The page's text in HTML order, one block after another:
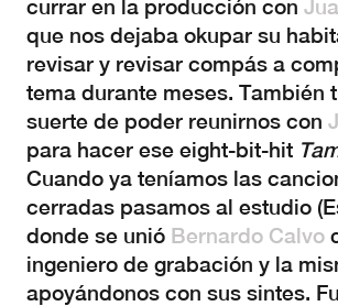
currar en la producción con
que nos dejaba okupar su
revisar y revisar compás a
tema durante meses. También
suerte de poder reunirnos con
para hacer ese eight-bit-hit
Cuando ya teníamos las
cerradas pasamos al estudio
donde se unió Bernardo Calvo
ingeniero de grabación y la
apoyándonos con sus sintes.